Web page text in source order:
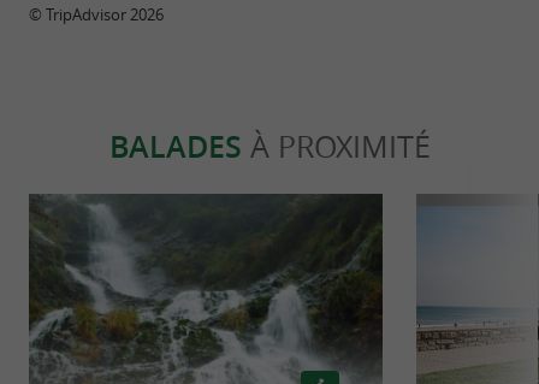
© TripAdvisor 2026
BALADES À PROXIMITÉ